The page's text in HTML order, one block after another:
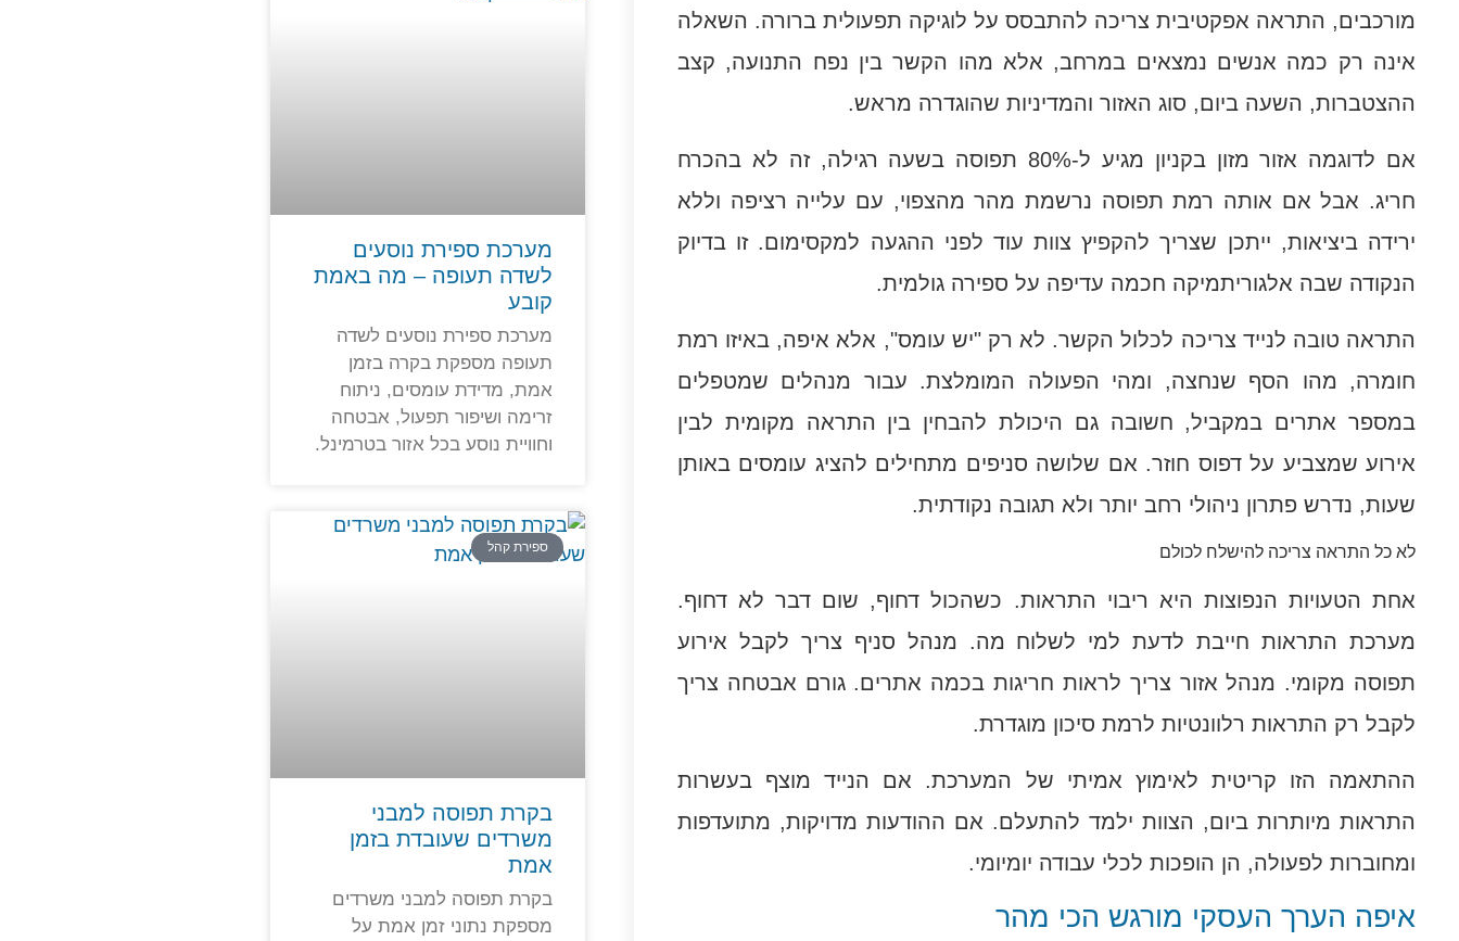
מורכבים, התראה אפקטיבית צריכה להתבסס על לוגיקה תפעולית ברורה. השאלה
אינה רק כמה אנשים נמצאים במרחב, אלא מהו הקשר בין נפח התנועה, קצב
ההצטברות, השעה ביום, סוג האזור והמדיניות שהוגדרה מראש.
אם לדוגמה אזור מזון בקניון מגיע ל-80% תפוסה בשעה רגילה, זה לא בהכרח
חריג. אבל אם אותה רמת תפוסה נרשמת מהר מהצפוי, עם עלייה רציפה וללא
ירידה ביציאות, ייתכן שצריך להקפיץ צוות עוד לפני ההגעה למקסימום. זו בדיוק
הנקודה שבה אלגוריתמיקה חכמה עדיפה על ספירה גולמית.
התראה טובה לנייד צריכה לכלול הקשר. לא רק "יש עומס", אלא איפה, באיזו רמת
חומרה, מהו הסף שנחצה, ומהי הפעולה המומלצת. עבור מנהלים שמטפלים
במספר אתרים במקביל, חשובה גם היכולת להבחין בין התראה מקומית לבין
אירוע שמצביע על דפוס חוזר. אם שלושה סניפים מתחילים להציג עומסים באותן
שעות, נדרש פתרון ניהולי רחב יותר ולא תגובה נקודתית.
לא כל התראה צריכה להישלח לכולם
אחת הטעויות הנפוצות היא ריבוי התראות. כשהכול דחוף, שום דבר לא דחוף.
מערכת התראות חייבת לדעת למי לשלוח מה. מנהל סניף צריך לקבל אירוע
תפוסה מקומי. מנהל אזור צריך לראות חריגות בכמה אתרים. גורם אבטחה צריך
לקבל רק התראות רלוונטיות לרמת סיכון מוגדרת.
ההתאמה הזו קריטית לאימוץ אמיתי של המערכת. אם הנייד מוצף בעשרות
התראות מיותרות ביום, הצוות ילמד להתעלם. אם ההודעות מדויקות, מתועדפות
ומחוברות לפעולה, הן הופכות לכלי עבודה יומיומי.
איפה הערך העסקי מורגש הכי מהר
מערכת ספירת נוסעים
לשדה תעופה – מה באמת
קובע
מערכת ספירת נוסעים לשדה
תעופה מספקת בקרה בזמן
אמת, מדידת עומסים, ניתוח
זרימה ושיפור תפעול, אבטחה
וחוויית נוסע בכל אזור בטרמינל.
ספירת קהל
בקרת תפוסה למבני
משרדים שעובדת בזמן
אמת
בקרת תפוסה למבני משרדים
מספקת נתוני זמן אמת על